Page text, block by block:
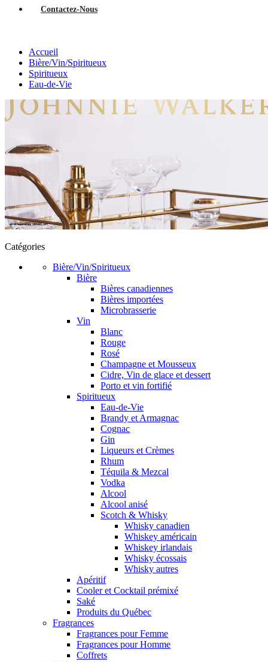
Contactez-Nous
Accueil
Bière/Vin/Spiritueux
Spiritueux
Eau-de-Vie
Catégories
Bière/Vin/Spiritueux
Bière
Bières canadiennes
Bières importées
Microbrasserie
Vin
Blanc
Rouge
Rosé
Champagne et Mousseux
Cidre, Vin de glace et dessert
Porto et vin fortifié
Spiritueux
Eau-de-Vie
Brandy et Armagnac
Cognac
Gin
Liqueurs et Crèmes
Rhum
Téquila & Mezcal
Vodka
Alcool
Alcool anisé
Scotch & Whisky
Whisky canadien
Whiskey américain
Whiskey irlandais
Whisky écossais
Whisky autres
Apéritif
Cooler et Cocktail prémixé
Saké
Produits du Québec
Fragrances
Fragrances pour Femme
Fragrances pour Homme
Coffrets